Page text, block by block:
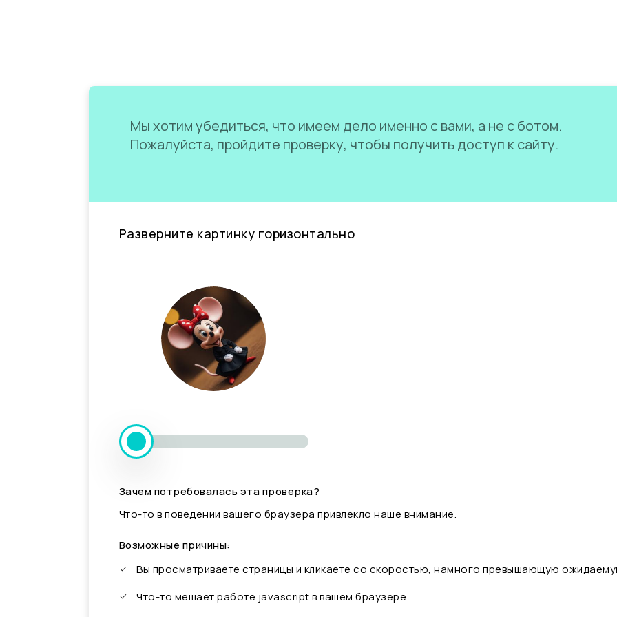
Мы хотим убедиться, что имеем дело именно с вами, а не с ботом.
Пожалуйста, пройдите проверку, чтобы получить доступ к сайту.
Разверните картинку горизонтально
Зачем потребовалась эта проверка?
Что-то в поведении вашего браузера привлекло наше внимание.
Возможные причины:
Вы просматриваете страницы и кликаете со скоростью, намного превышающую
Что-то мешает работе javascript в вашем браузере